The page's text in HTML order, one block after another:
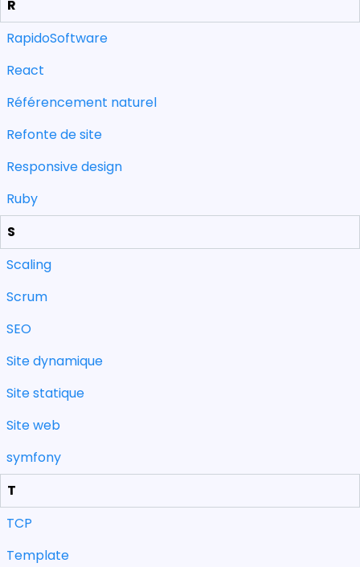
R
RapidoSoftware
React
Référencement naturel
Refonte de site
Responsive design
Ruby
S
Scaling
Scrum
SEO
Site dynamique
Site statique
Site web
symfony
T
TCP
Template